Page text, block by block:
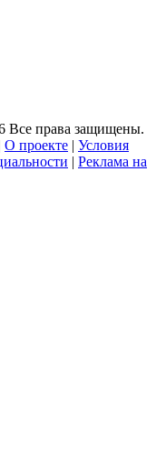
Все права защищены.
О проекте | Условия
| Реклама на